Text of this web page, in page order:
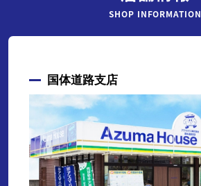
SHOP INFORMATION
国体道路支店